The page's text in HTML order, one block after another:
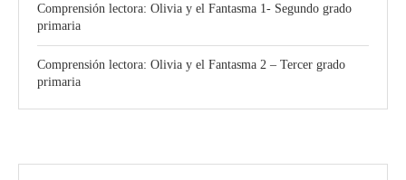
Comprensión lectora: Olivia y el Fantasma 1- Segundo grado
primaria
Comprensión lectora: Olivia y el Fantasma 2 – Tercer grado
primaria